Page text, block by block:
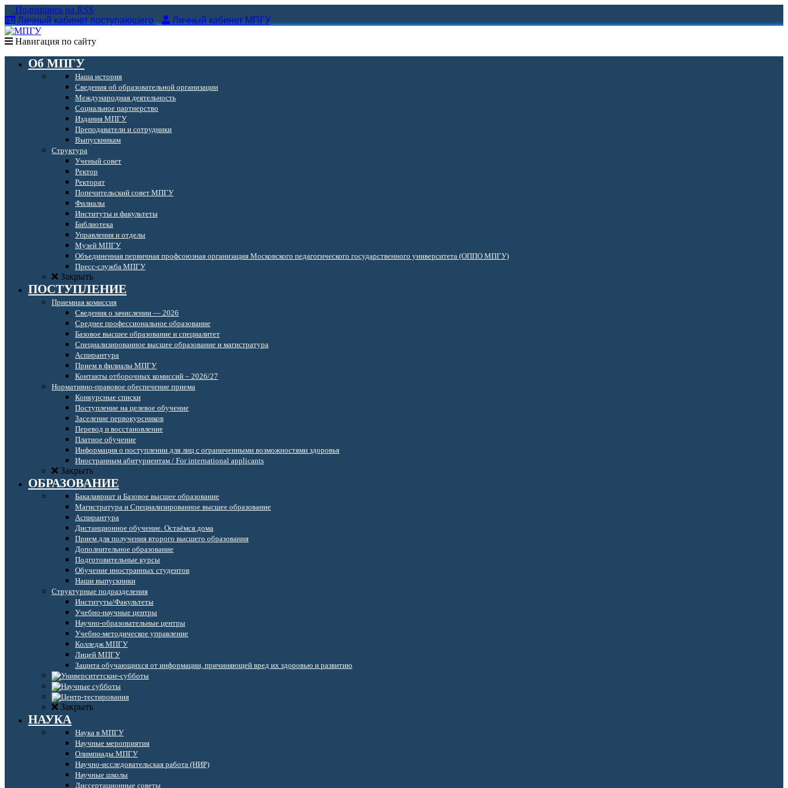
Подпишись на RSS
Личный кабинет поступающего
Личный кабинет МПГУ
Навигация по сайту
Об МПГУ
Наша история
Сведения об образовательной организации
Международная деятельность
Социальное партнерство
Издания МПГУ
Преподаватели и сотрудники
Выпускникам
Структура
Ученый совет
Ректор
Ректорат
Попечительский совет МПГУ
Филиалы
Институты и факультеты
Библиотека
Управления и отделы
Музей МПГУ
Объединенная первичная профсоюзная организация Московского педагогического государственного университета (ОППО МПГУ)
Пресс-служба МПГУ
Закрыть
ПОСТУПЛЕНИЕ
Приемная комиссия
Сведения о зачислении — 2026
Среднее профессиональное образование
Базовое высшее образование и специалитет
Специализированное высшее образование и магистратура
Аспирантура
Прием в филиалы МПГУ
Контакты отборочных комиссий – 2026/27
Нормативно-правовое обеспечение приема
Конкурсные списки
Поступление на целевое обучение
Заселение первокурсников
Перевод и восстановление
Платное обучение
Информация о поступлении для лиц с ограниченными возможностями здоровья
Иностранным абитуриентам / For international applicants
Закрыть
ОБРАЗОВАНИЕ
Бакалавриат и Базовое высшее образование
Магистратура и Специализированное высшее образование
Аспирантура
Дистанционное обучение. Остаёмся дома
Прием для получения второго высшего образования
Дополнительное образование
Подготовительные курсы
Обучение иностранных студентов
Наши выпускники
Структурные подразделения
Институты/Факультеты
Учебно-научные центры
Научно-образовательные центры
Учебно-методическое управление
Колледж МПГУ
Лицей МПГУ
Защита обучающихся от информации, причиняющей вред их здоровью и развитию
Закрыть
НАУКА
Наука в МПГУ
Научные мероприятия
Олимпиады МПГУ
Научно-исследовательская работа (НИР)
Научные школы
Диссертационные советы